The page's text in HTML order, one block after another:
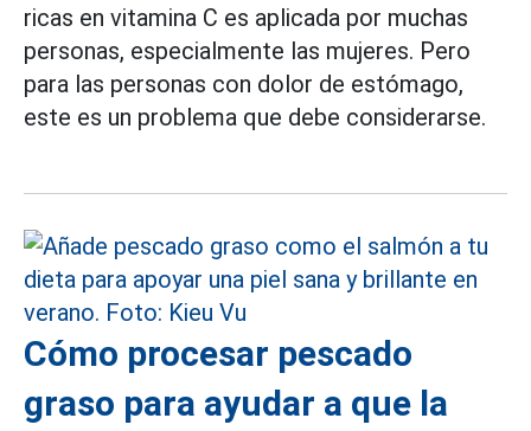
ricas en vitamina C es aplicada por muchas
personas, especialmente las mujeres. Pero
para las personas con dolor de estómago,
este es un problema que debe considerarse.
Cómo procesar pescado
graso para ayudar a que la